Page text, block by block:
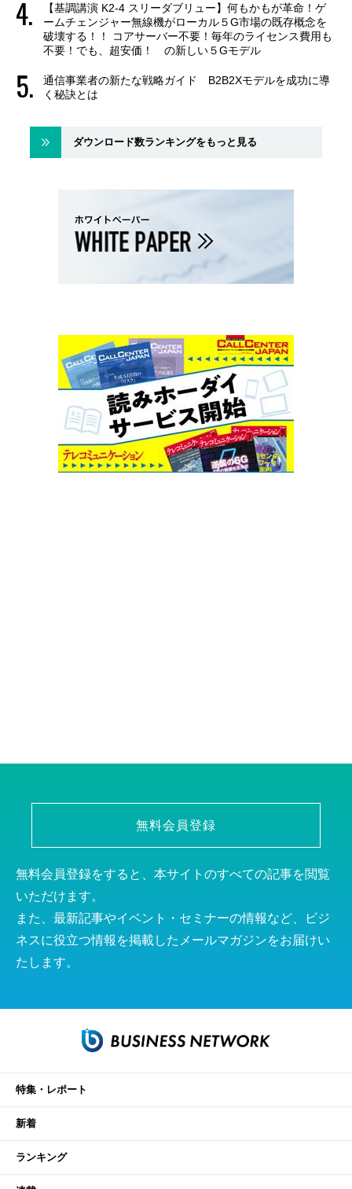
【基調講演 K2-4 スリーダブリュー】何もかもが革命！ゲ
ームチェンジャー無線機がローカル５G市場の既存概念を
破壊する！！ コアサーバー不要！毎年のライセンス費用も
不要！でも、超安価！ の新しい５Gモデル
通信事業者の新たな戦略ガイド B2B2Xモデルを成功に導
く秘訣とは
ダウンロード数ランキングをもっと見る
無料会員登録
無料会員登録をすると、本サイトのすべての記事を閲覧
いただけます。
また、最新記事やイベント・セミナーの情報など、ビジ
ネスに役立つ情報を掲載したメールマガジンをお届けい
たします。
特集・レポート
新着
ランキング